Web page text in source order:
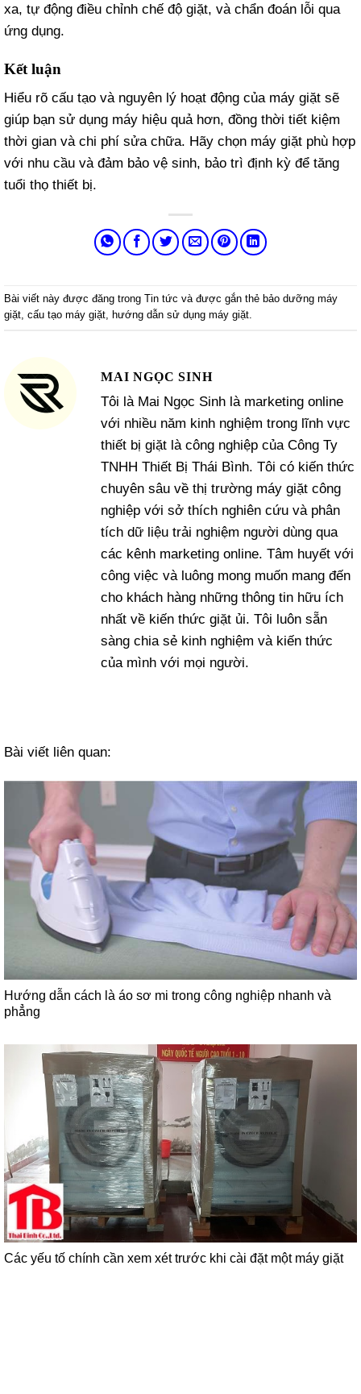
xa, tự động điều chỉnh chế độ giặt, và chẩn đoán lỗi qua
ứng dụng.
Kết luận
Hiểu rõ cấu tạo và nguyên lý hoạt động của máy giặt sẽ
giúp bạn sử dụng máy hiệu quả hơn, đồng thời tiết kiệm
thời gian và chi phí sửa chữa. Hãy chọn máy giặt phù hợp
với nhu cầu và đảm bảo vệ sinh, bảo trì định kỳ để tăng
tuổi thọ thiết bị.
Bài viết này được đăng trong Tin tức và được gắn thẻ bảo dưỡng máy
giặt, cấu tạo máy giặt, hướng dẫn sử dụng máy giặt.
MAI NGỌC SINH
Tôi là Mai Ngọc Sinh là marketing online
với nhiều năm kinh nghiệm trong lĩnh vực
thiết bị giặt là công nghiệp của Công Ty
TNHH Thiết Bị Thái Bình. Tôi có kiến thức
chuyên sâu về thị trường máy giặt công
nghiệp với sở thích nghiên cứu và phân
tích dữ liệu trải nghiệm người dùng qua
các kênh marketing online. Tâm huyết với
công việc và luông mong muốn mang đến
cho khách hàng những thông tin hữu ích
nhất về kiến thức giặt ủi. Tôi luôn sẵn
sàng chia sẻ kinh nghiệm và kiến thức
của mình với mọi người.
Bài viết liên quan:
Hướng dẫn cách là áo sơ mi trong công nghiệp nhanh và
phẳng
Các yếu tố chính cần xem xét trước khi cài đặt một máy giặt